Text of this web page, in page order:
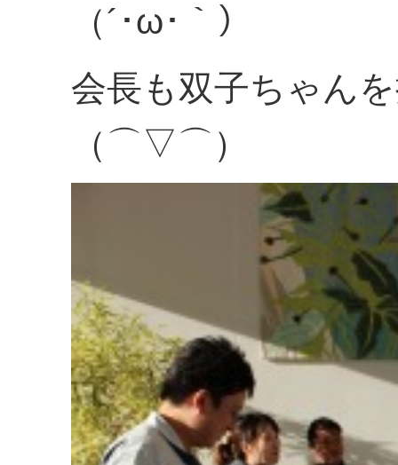
（´･ω･｀）
会長も双子ちゃん
（⌒▽⌒）